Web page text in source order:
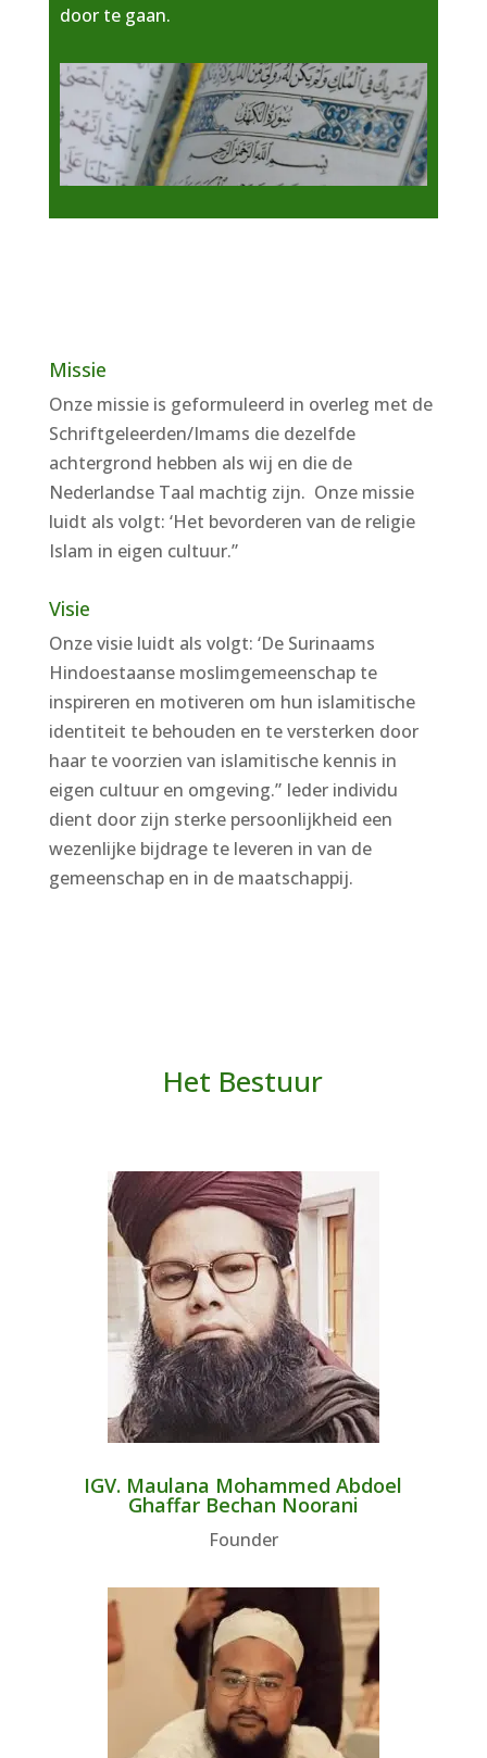
door te gaan.
Missie
Onze missie is geformuleerd in overleg met de
Schriftgeleerden/Imams die dezelfde
achtergrond hebben als wij en die de
Nederlandse Taal machtig zijn. Onze missie
luidt als volgt: ‘Het bevorderen van de religie
Islam in eigen cultuur.”
Visie
Onze visie luidt als volgt: ‘De Surinaams
Hindoestaanse moslimgemeenschap te
inspireren en motiveren om hun islamitische
identiteit te behouden en te versterken door
haar te voorzien van islamitische kennis in
eigen cultuur en omgeving.” Ieder individu
dient door zijn sterke persoonlijkheid een
wezenlijke bijdrage te leveren in van de
gemeenschap en in de maatschappij.
Het Bestuur
IGV. Maulana Mohammed Abdoel
Ghaffar Bechan Noorani
Founder